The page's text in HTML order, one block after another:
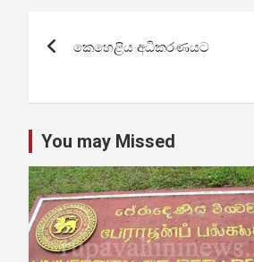
navigation
කෙහෙළිය අධිකරණයට
You may Missed